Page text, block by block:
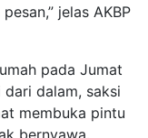
jelas AKBP
pada Jumat
dalam, saksi
membuka pintu
bernyawa.